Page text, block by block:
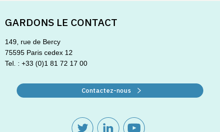
GARDONS LE CONTACT
149, rue de Bercy
75595 Paris cedex 12
Tel. : +33 (0)1 81 72 17 00
Contactez-nous